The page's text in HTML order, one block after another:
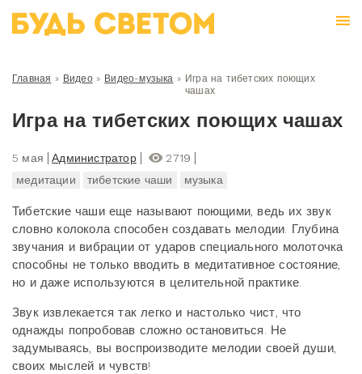
Главная » Видео» Видео-музыка » Игра на тибетских поющих
чашах
Игра на тибетских поющих чашах
5 мая Администратор
2719
медитации
тибетские чаши музыка
Тибетские чаши еще называют поющими, ведь их звук
словно колокола способен создавать мелодии. Глубина
звучания и вибрации от ударов специального молоточка
способны не только вводить в медитативное состояние,
но и даже используются в целительной практике.
Звук извлекается так легко и настолько чист, что
однажды попробовав сложно остановиться. Не
задумываясь, вы воспроизводите мелодии своей души,
своих мыслей и чувств!